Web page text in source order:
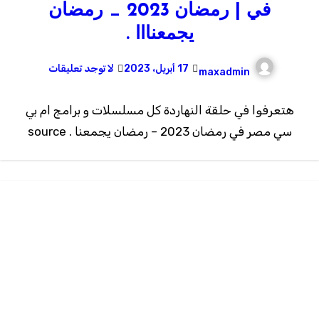
في | رمضان 2023 _ رمضان
يجمعنااا .
maxadmin 17 أبريل، 2023 لا توجد تعليقات
هتعرفوا في حلقة النهاردة كل مسلسلات و برامج ام بي
سي مصر في رمضان 2023 – رمضان يجمعنا . source